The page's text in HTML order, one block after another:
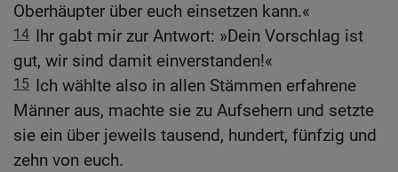
Oberhäupter über euch einsetzen kann.«
14 Ihr gabt mir zur Antwort: »Dein Vorschlag ist
gut, wir sind damit einverstanden!«
15 Ich wählte also in allen Stämmen erfahrene
Männer aus, machte sie zu Aufsehern und setzte
sie ein über jeweils tausend, hundert, fünfzig und
zehn von euch.